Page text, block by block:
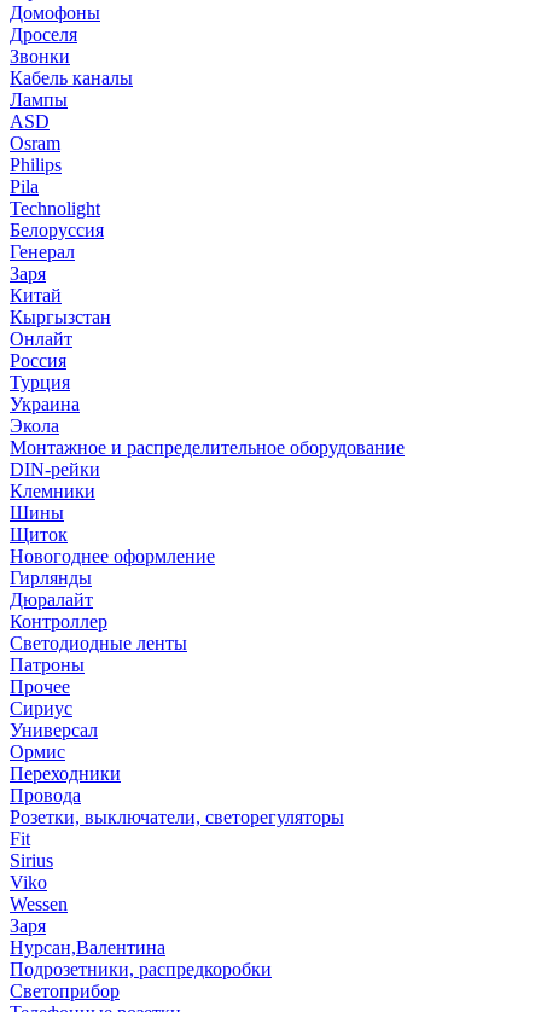
Домофоны
Дроселя
Звонки
Кабель каналы
Лампы
ASD
Osram
Philips
Pila
Technolight
Белоруссия
Генерал
Заря
Китай
Кыргызстан
Онлайт
Россия
Турция
Украина
Экола
Монтажное и распределительное оборудование
DIN-рейки
Клемники
Шины
Щиток
Новогоднее оформление
Гирлянды
Дюралайт
Контроллер
Светодиодные ленты
Патроны
Прочее
Сириус
Универсал
Ормис
Переходники
Провода
Розетки, выключатели, светорегуляторы
Fit
Sirius
Viko
Wessen
Заря
Нурсан,Валентина
Подрозетники, распредкоробки
Светоприбор